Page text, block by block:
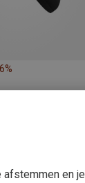
afstemmen en je